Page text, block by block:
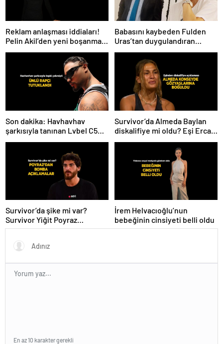
Reklam anlaşması iddiaları!
Pelin Akil’den yeni boşanma
açıklaması
Babasını kaybeden Fulden
Uras’tan duygulandıran
Son dakika: Havhavhav
şarkısıyla tanınan Lvbel C5
Survivor’da Almeda Baylan
diskalifiye mi oldu? Eşi Ercan
Survivor’da şike mi var?
Survivor Yiğit Poyraz
elendikten sonra bomba
İrem Helvacıoğlu’nun
bebeğinin cinsiyeti belli oldu
En az 10 karakter gerekli